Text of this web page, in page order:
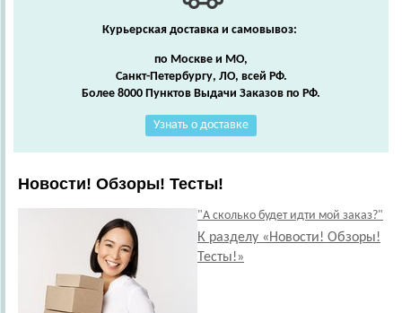
Курьерская доставка и самовывоз:
по Москве и МО,
Санкт-Петербургу, ЛО, всей РФ.
Более 8000 Пунктов Выдачи Заказов по РФ.
Узнать о доставке
Новости! Обзоры! Тесты!
"А сколько будет идти мой заказ?"
К разделу «Новости! Обзоры!
Тесты!»